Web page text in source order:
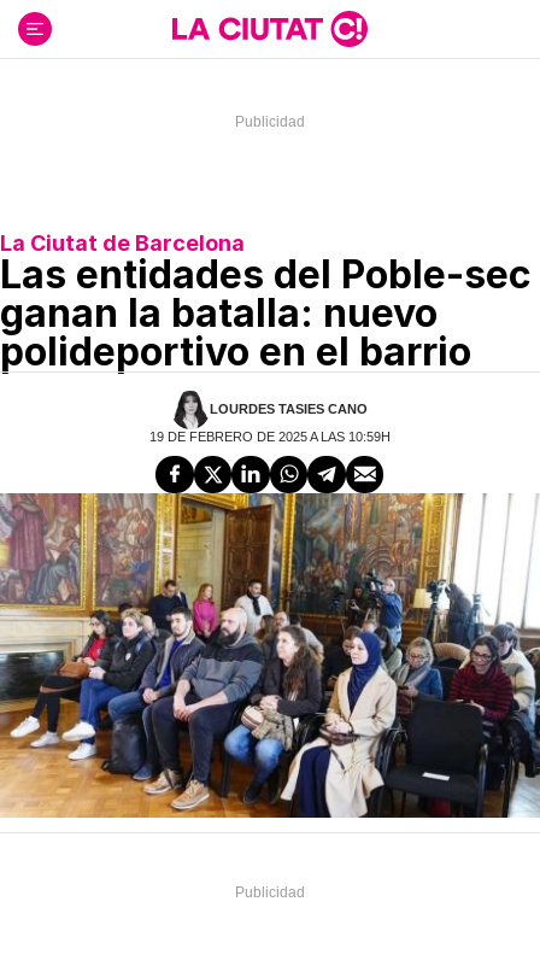
contenido
La Ciutat de Barcelona
Las entidades del Poble-sec
ganan la batalla: nuevo
polideportivo en el barrio
LOURDES TASIES CANO
19 DE FEBRERO DE 2025 A LAS 10:59H